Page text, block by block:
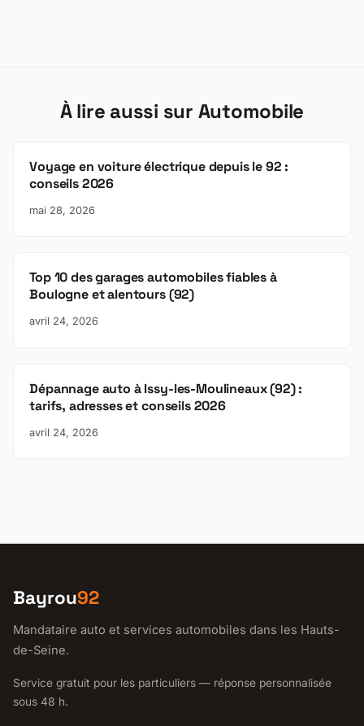
À lire aussi sur Automobile
Voyage en voiture électrique depuis le 92 :
conseils 2026
mai 28, 2026
Top 10 des garages automobiles fiables à
Boulogne et alentours (92)
avril 24, 2026
Dépannage auto à Issy-les-Moulineaux (92) :
tarifs, adresses et conseils 2026
avril 24, 2026
Bayrou92
Mandataire auto et services automobiles dans les Hauts-
de-Seine.
Service gratuit pour les particuliers — réponse personnalisée
sous 48 h.